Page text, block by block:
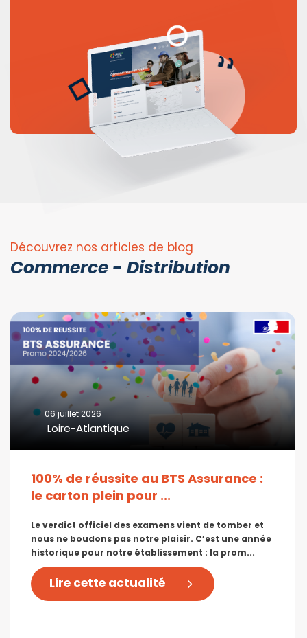
Découvrez nos articles de blog
Commerce - Distribution
06 juillet 2026
Loire-Atlantique
100% de réussite au BTS Assurance :
le carton plein pour ...
Le verdict officiel des examens vient de tomber et
nous ne boudons pas notre plaisir. C’est une année
historique pour notre établissement : la prom...
Lire cette actualité